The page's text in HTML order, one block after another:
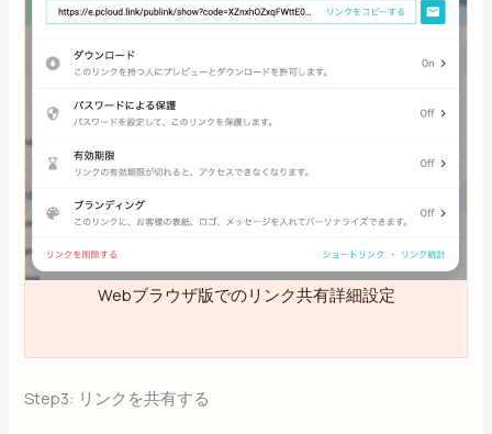
Webブラウザ版でのリンク共有詳細設定
Step3: リンクを共有する